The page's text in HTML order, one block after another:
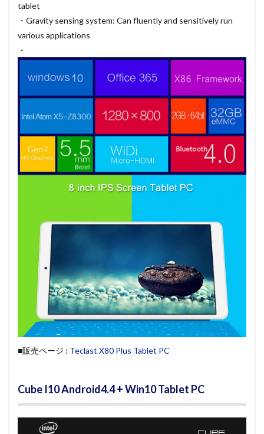
tablet
・Gravity sensing system: Can fluently and sensitively run
various applications
・
■販売ページ : Teclast X80 Plus Tablet PC
Cube I10 Android4.4 + Win10 Tablet PC